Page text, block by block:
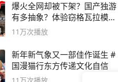
爆火全网却被下架？国产独游
有多抽象？体验窃格瓦拉模拟
器！
11万次播放
新年新气象又一部佳作诞生 #
国漫猫行东方传递文化自信